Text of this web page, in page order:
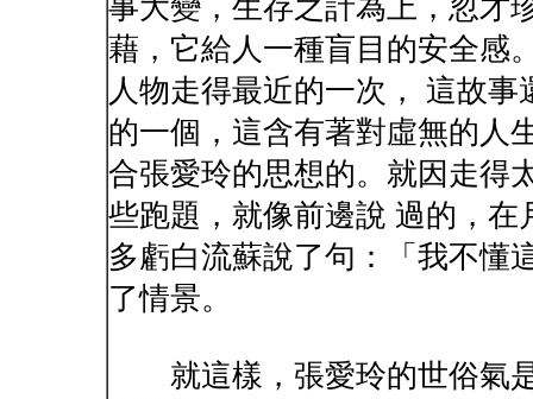
事大變，生存之計為上，忽才
藉，它給人一種盲目的安全感
人物走得最近的一次， 這故
的一個，這含有著對虛無的人
合張愛玲的思想的。就因走得
些跑題，就像前邊說 過的，
多虧白流蘇說了句：「我不懂
了情景。
就這樣，張愛玲的世俗氣